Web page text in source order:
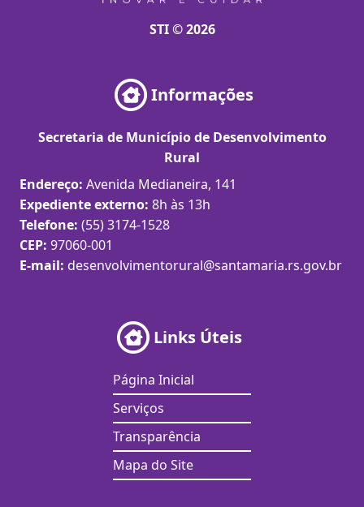
STI © 2026
Informações
Secretaria de Município de Desenvolvimento
Rural
Endereço: Avenida Medianeira, 141
Expediente externo: 8h às 13h
Telefone: (55) 3174-1528
CEP: 97060-001
E-mail: desenvolvimentorural@santamaria.rs.gov.br
Links Úteis
Página Inicial
Serviços
Transparência
Mapa do Site